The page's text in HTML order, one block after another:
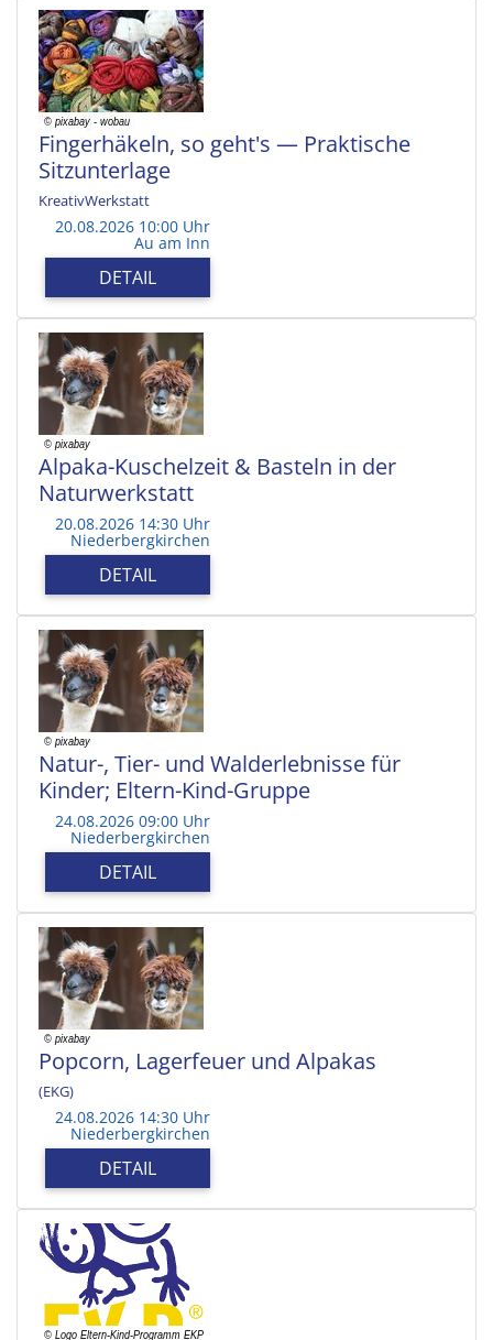
Fingerhäkeln, so geht's — Praktische
Sitzunterlage
KreativWerkstatt
20.08.2026 10:00 Uhr
Au am Inn
DETAIL
Alpaka-Kuschelzeit & Basteln in der
Naturwerkstatt
20.08.2026 14:30 Uhr
Niederbergkirchen
DETAIL
Natur-, Tier- und Walderlebnisse für
Kinder; Eltern-Kind-Gruppe
24.08.2026 09:00 Uhr
Niederbergkirchen
DETAIL
Popcorn, Lagerfeuer und Alpakas
(EKG)
24.08.2026 14:30 Uhr
Niederbergkirchen
DETAIL